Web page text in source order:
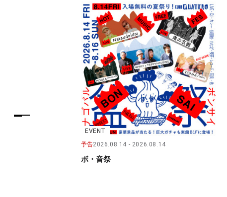
EVENT
予告2026.08.14 2026.08.14
ボ・音祭